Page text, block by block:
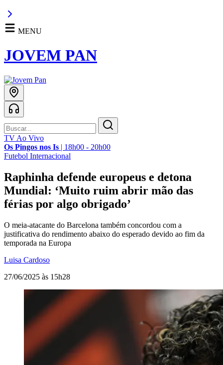
MENU
JOVEM PAN
TV Ao Vivo
Os Pingos nos Is | 18h00 - 20h00
Futebol Internacional
Raphinha defende europeus e detona
Mundial: ‘Muito ruim abrir mão das
férias por algo obrigado’
O meia-atacante do Barcelona também concordou com a
justificativa do rendimento abaixo do esperado devido ao fim da
temporada na Europa
Luisa Cardoso
27/06/2025 às 15h28